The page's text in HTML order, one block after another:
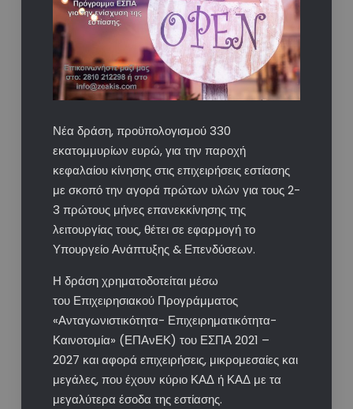
Νέα δράση, προϋπολογισμού 330
εκατομμυρίων ευρώ, για την παροχή
κεφαλαίου κίνησης στις επιχειρήσεις εστίασης
με σκοπό την αγορά πρώτων υλών για τους 2-
3 πρώτους μήνες επανεκκίνησης της
λειτουργίας τους, θέτει σε εφαρμογή το
Υπουργείο Ανάπτυξης & Επενδύσεων.
Η δράση χρηματοδοτείται μέσω
του Επιχειρησιακού Προγράμματος
«Ανταγωνιστικότητα- Επιχειρηματικότητα-
Καινοτομία» (ΕΠΑνΕΚ) του ΕΣΠΑ 2021 –
2027 και αφορά επιχειρήσεις, μικρομεσαίες και
μεγάλες, που έχουν κύριο ΚΑΔ ή ΚΑΔ με τα
μεγαλύτερα έσοδα της εστίασης.